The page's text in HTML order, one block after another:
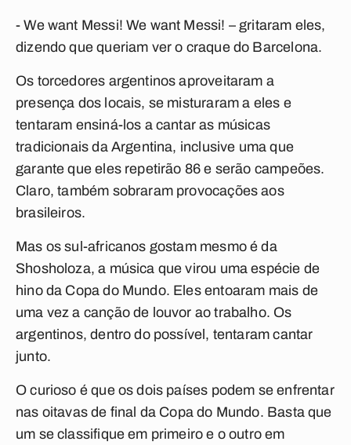
- We want Messi! We want Messi! – gritaram eles,
dizendo que queriam ver o craque do Barcelona.
Os torcedores argentinos aproveitaram a
presença dos locais, se misturaram a eles e
tentaram ensiná-los a cantar as músicas
tradicionais da Argentina, inclusive uma que
garante que eles repetirão 86 e serão campeões.
Claro, também sobraram provocações aos
brasileiros.
Mas os sul-africanos gostam mesmo é da
Shosholoza, a música que virou uma espécie de
hino da Copa do Mundo. Eles entoaram mais de
uma vez a canção de louvor ao trabalho. Os
argentinos, dentro do possível, tentaram cantar
junto.
O curioso é que os dois países podem se enfrentar
nas oitavas de final da Copa do Mundo. Basta que
um se classifique em primeiro e o outro em